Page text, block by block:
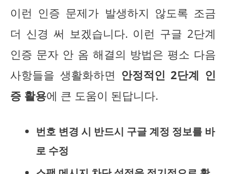
이런 인증 문제가 발생하지 않도록 조금
더 신경 써 보겠습니다. 이런 구글 2단계
인증 문자 안 옴 해결의 방법은 평소 다음
사항들을 생활화하면 안정적인 2단계 인
증 활용에 큰 도움이 된답니다.
번호 변경 시 반드시 구글 계정 정보를 바
로 수정